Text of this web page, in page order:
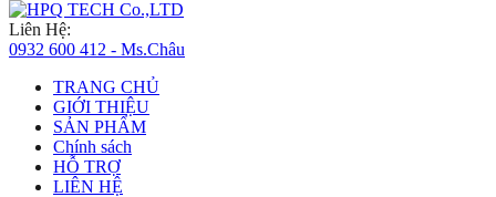
Liên Hệ:
0932 600 412 - Ms.Châu
TRANG CHỦ
GIỚI THIỆU
SẢN PHẨM
Chính sách
HỖ TRỢ
LIÊN HỆ